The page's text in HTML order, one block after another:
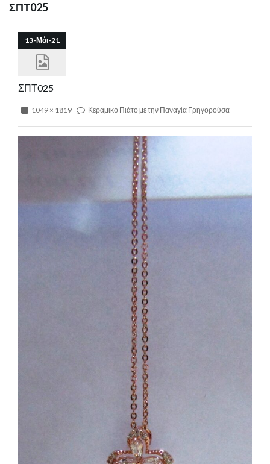
ΣΠΤ025
13-Μάι-21
ΣΠΤ025
1049 × 1819 Κεραμικό Πιάτο με την Παναγία Γρηγορούσα